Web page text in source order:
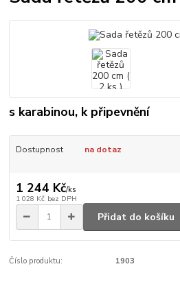
s karabinou, k připevnění
Dostupnost na dotaz
1 244 Kč/ks
1 028 Kč bez DPH
Přidat do košíku
Číslo produktu: 1903